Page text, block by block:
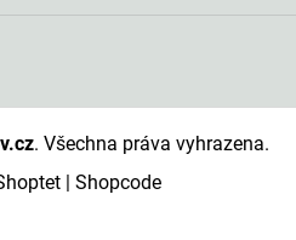
| Shopcode
. Všechna práva vyhrazena.